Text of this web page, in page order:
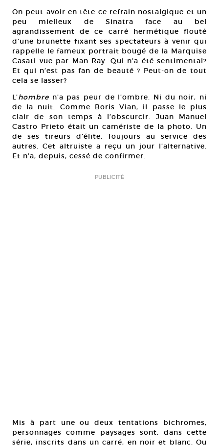
On peut avoir en tête ce refrain nostalgique et un
peu mielleux de Sinatra face au bel
agrandissement de ce carré hermétique flouté
d’une brunette fixant ses spectateurs à venir qui
rappelle le fameux portrait bougé de la Marquise
Casati vue par Man Ray. Qui n’a été sentimental?
Et qui n’est pas fan de beauté ? Peut-on de tout
cela se lasser?
L’hombre n’a pas peur de l’ombre. Ni du noir, ni
de la nuit. Comme Boris Vian, il passe le plus
clair de son temps à l’obscurcir. Juan Manuel
Castro Prieto était un camériste de la photo. Un
de ses tireurs d’élite. Toujours au service des
autres. Cet altruiste a reçu un jour l’alternative.
Et n’a, depuis, cessé de confirmer.
PUBLICITÉ
Mis à part une ou deux tentations bichromes,
personnages comme paysages sont, dans cette
série, inscrits dans un carré, en noir et blanc. Ou